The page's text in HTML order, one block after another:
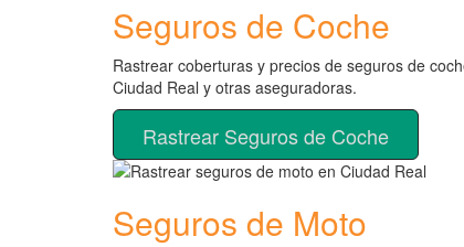
Seguros de Coche
Rastrear coberturas y precios de seguros de
Ciudad Real y otras aseguradoras.
Rastrear Seguros de Coche
Seguros de Moto